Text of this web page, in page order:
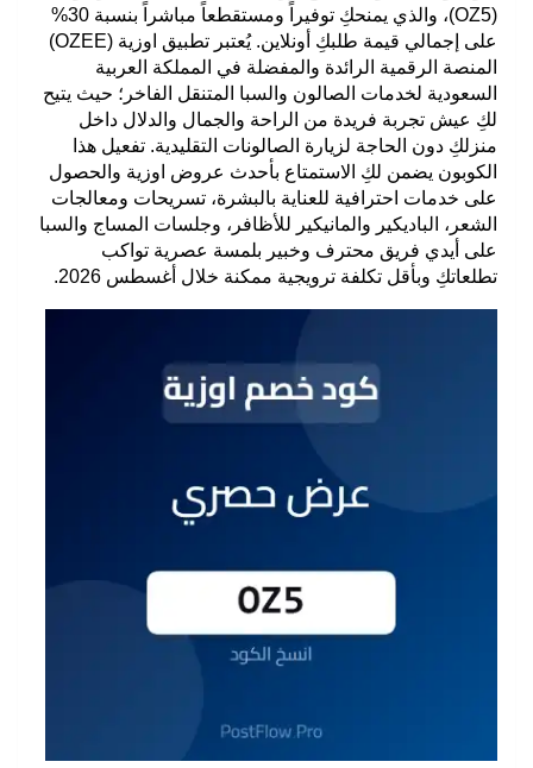
(OZ5)
، والذي يمنحكِ توفيراً ومستقطعاً مباشراً بنسبة 30%
على إجمالي قيمة طلبكِ أونلاين. يُعتبر تطبيق اوزية (OZEE)
المنصة الرقمية الرائدة والمفضلة في المملكة العربية
السعودية لخدمات الصالون والسبا المتنقل الفاخر؛ حيث يتيح
لكِ عيش تجربة فريدة من الراحة والجمال والدلال داخل
منزلكِ دون الحاجة لزيارة الصالونات التقليدية. تفعيل هذا
الكوبون يضمن لكِ الاستمتاع بأحدث عروض اوزية والحصول
على خدمات احترافية للعناية بالبشرة، تسريحات ومعالجات
الشعر، الباديكير والمانيكير للأظافر، وجلسات المساج والسبا
على أيدي فريق محترف وخبير بلمسة عصرية تواكب
تطلعاتكِ وبأقل تكلفة ترويجية ممكنة خلال أغسطس 2026.